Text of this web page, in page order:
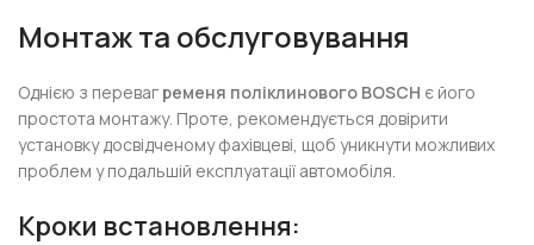
Монтаж та обслуговування
Однією з переваг ременя поліклинового BOSCH є його
простота монтажу. Проте, рекомендується довірити
установку досвідченому фахівцеві, щоб уникнути можливих
проблем у подальшій експлуатації автомобіля.
Кроки встановлення: